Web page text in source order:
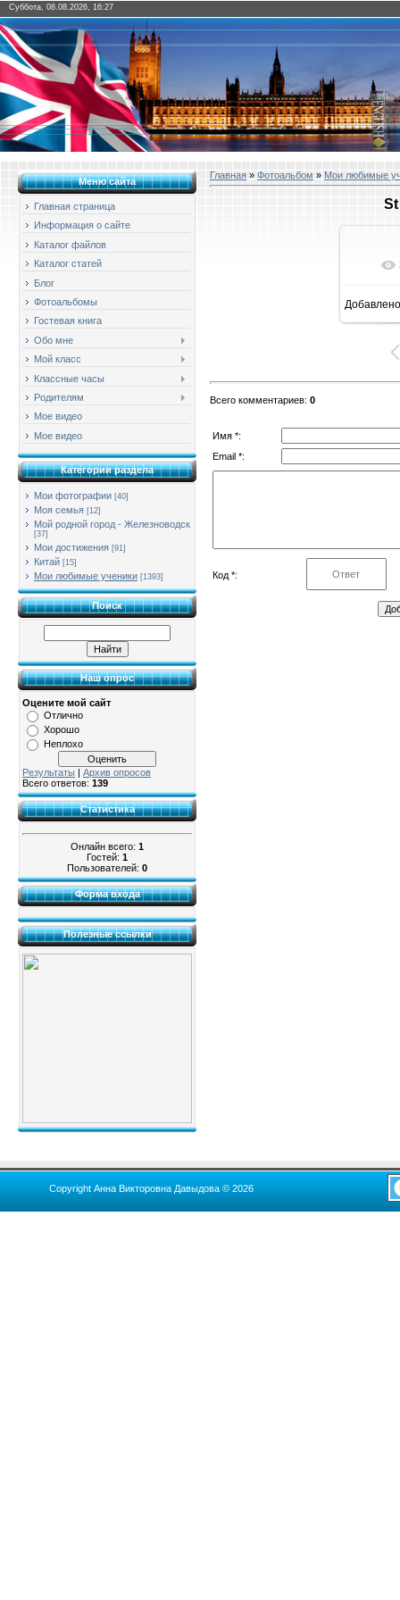
Суббота, 08.08.2026, 16:27
Меню сайта
Главная страница
Информация о сайте
Каталог файлов
Каталог статей
Блог
Фотоальбомы
Гостевая книга
Обо мне
Мой класс
Классные часы
Родителям
Мое видео
Мое видео
Категории раздела
Мои фотографии [40]
Моя семья [12]
Мой родной город - Железноводск
[37]
Мои достижения [91]
Китай [15]
Мои любимые ученики [1393]
Поиск
Наш опрос
Оцените мой сайт
Отлично
Хорошо
Неплохо
Результаты | Архив опросов
Всего ответов: 139
Статистика
Онлайн всего: 1
Гостей: 1
Пользователей: 0
Форма входа
Полезные ссылки
Главная » Фотоальбом » Мои любимые
Добавлено
Всего комментариев: 0
Имя *:
Email *:
Код *:
Copyright Анна Викторовна Давыдова © 2026